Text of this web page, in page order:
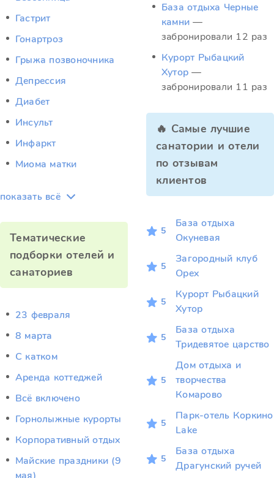
Гастрит
Гонартроз
Грыжа позвоночника
Депрессия
Диабет
Инсульт
Инфаркт
Миома матки
показать всё
Тематические
подборки отелей и
санаториев
23 февраля
8 марта
C катком
Аренда коттеджей
Всё включено
Горнолыжные курорты
Корпоративный отдых
Майские праздники (9
База отдыха Черные
камни —
забронировали 12 раз
Курорт Рыбацкий
Хутор —
забронировали 11 раз
🔥 Самые лучшие
санатории и отели
по отзывам
клиентов
5
База отдыха
Окуневая
5
Загородный клуб
Орех
5
Курорт Рыбацкий
Хутор
5
База отдыха
Тридевятое царство
5
Дом отдыха и
творчества
Комарово
5
Парк-отель Коркино
Lake
5
База отдыха
Драгунский ручей